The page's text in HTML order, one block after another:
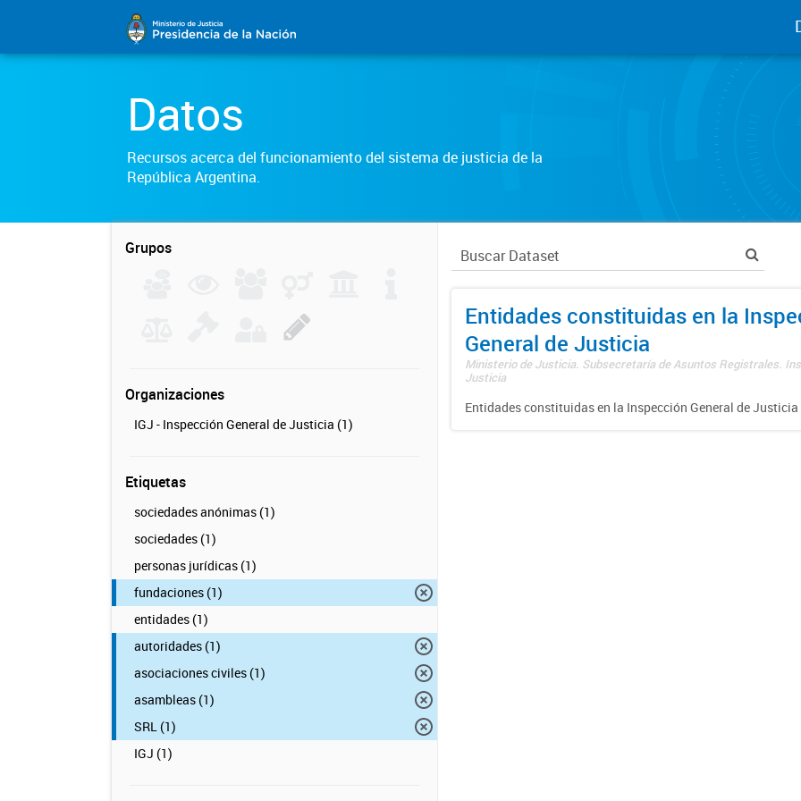
Datos
Recursos acerca del funcionamiento del sistema de justicia de la
República Argentina.
Grupos
Organizaciones
IGJ - Inspección General de Justicia (1)
Etiquetas
sociedades anónimas (1)
sociedades (1)
personas jurídicas (1)
fundaciones (1)
entidades (1)
autoridades (1)
asociaciones civiles (1)
asambleas (1)
SRL (1)
IGJ (1)
Entidades constituidas en la
General de Justicia
Ministerio de Justicia. Subsecretaría de Asuntos Registrales.
Justicia
Entidades constituidas en la Inspección General de Justicia